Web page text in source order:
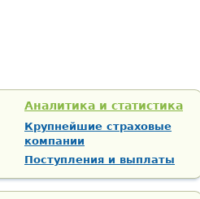
Аналитика и статистика
Крупнейшие страховые
компании
Поступления и выплаты